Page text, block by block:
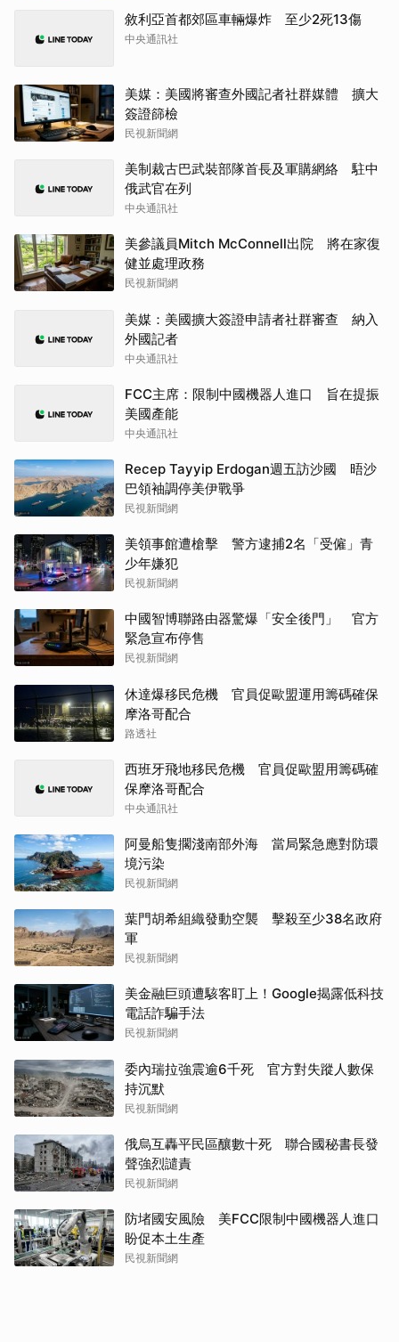
敘利亞首都郊區車輛爆炸 至少2死13傷
中央通訊社
美媒：美國將審查外國記者社群媒體 擴大
簽證篩檢
民視新聞網
美制裁古巴武裝部隊首長及軍購網絡 駐中
俄武官在列
中央通訊社
美參議員Mitch McConnell出院 將在家復
健並處理政務
民視新聞網
美媒：美國擴大簽證申請者社群審查 納入
外國記者
中央通訊社
FCC主席：限制中國機器人進口 旨在提振
美國產能
中央通訊社
Recep Tayyip Erdogan週五訪沙國 晤沙
巴領袖調停美伊戰爭
民視新聞網
美領事館遭槍擊 警方逮捕2名「受僱」青
少年嫌犯
民視新聞網
中國智博聯路由器驚爆「安全後門」 官方
緊急宣布停售
民視新聞網
休達爆移民危機 官員促歐盟運用籌碼確保
摩洛哥配合
路透社
西班牙飛地移民危機 官員促歐盟用籌碼確
保摩洛哥配合
中央通訊社
阿曼船隻擱淺南部外海 當局緊急應對防環
境污染
民視新聞網
葉門胡希組織發動空襲 擊殺至少38名政府
軍
民視新聞網
美金融巨頭遭駭客盯上！Google揭露低科技
電話詐騙手法
民視新聞網
委內瑞拉強震逾6千死 官方對失蹤人數保
持沉默
民視新聞網
俄烏互轟平民區釀數十死 聯合國秘書長發
聲強烈譴責
民視新聞網
防堵國安風險 美FCC限制中國機器人進口
盼促本土生產
民視新聞網